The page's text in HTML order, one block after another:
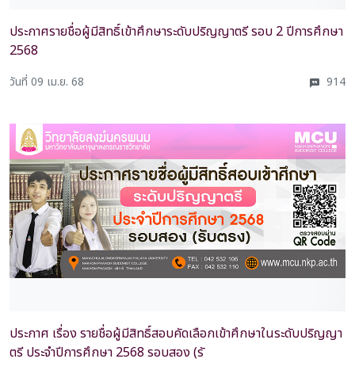
ประกาศรายชื่อผู้มีสิทธิ์เข้าศึกษาระดับปริญญาตรี รอบ 2 ปีการศึกษา
2568
วันที่ 09 เม.ย. 68 914
ประกาศ เรื่อง รายชื่อผู้มีสิทธิ์สอบคัดเลือกเข้าศึกษาในระดับปริญญา
ตรี ประจำปีการศึกษา 2568 รอบสอง (รั